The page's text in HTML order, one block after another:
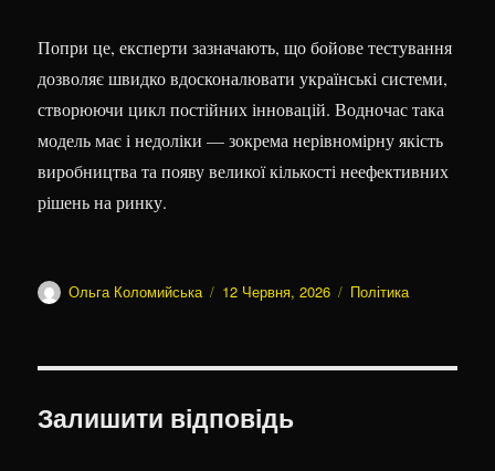
Попри це, експерти зазначають, що бойове тестування
дозволяє швидко вдосконалювати українські системи,
створюючи цикл постійних інновацій. Водночас така
модель має і недоліки — зокрема нерівномірну якість
виробництва та появу великої кількості неефективних
рішень на ринку.
Автор
Ольга Коломийська Оприлюднено
12 Червня, 2026 Категорії
Політика
Залишити відповідь